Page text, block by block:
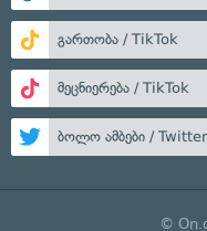
გართობა / TikTok
მეცნიერება / TikTok
ბოლო ამბები / Twitter
©